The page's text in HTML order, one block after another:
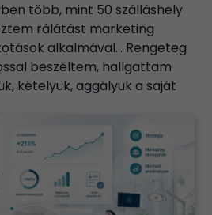
több, mint 50 szálláshely
rálátást marketing
alkalmával… Rengeteg
beszéltem, hallgattam
kételyük, aggályuk a saját